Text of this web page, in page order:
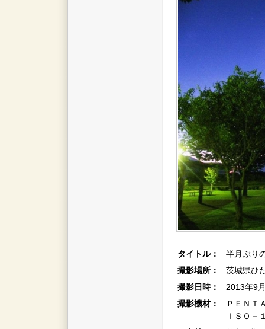
タイトル：
半月ぶり
撮影場所：
茨城県ひ
撮影日時：
2013年9
撮影機材：
ＰＥＮ
ＩＳＯ－